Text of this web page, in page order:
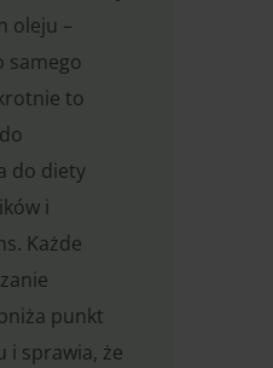
oleju –
samego
to
do diety
i
Każde
punkt
i sprawia, że